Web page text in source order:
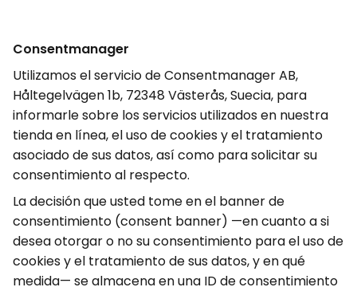
Consentmanager
Utilizamos el servicio de Consentmanager AB,
Håltegelvägen 1b, 72348 Västerås, Suecia, para
informarle sobre los servicios utilizados en nuestra
tienda en línea, el uso de cookies y el tratamiento
asociado de sus datos, así como para solicitar su
consentimiento al respecto.
La decisión que usted tome en el banner de
consentimiento (consent banner) —en cuanto a si
desea otorgar o no su consentimiento para el uso de
cookies y el tratamiento de sus datos, y en qué
medida— se almacena en una ID de consentimiento